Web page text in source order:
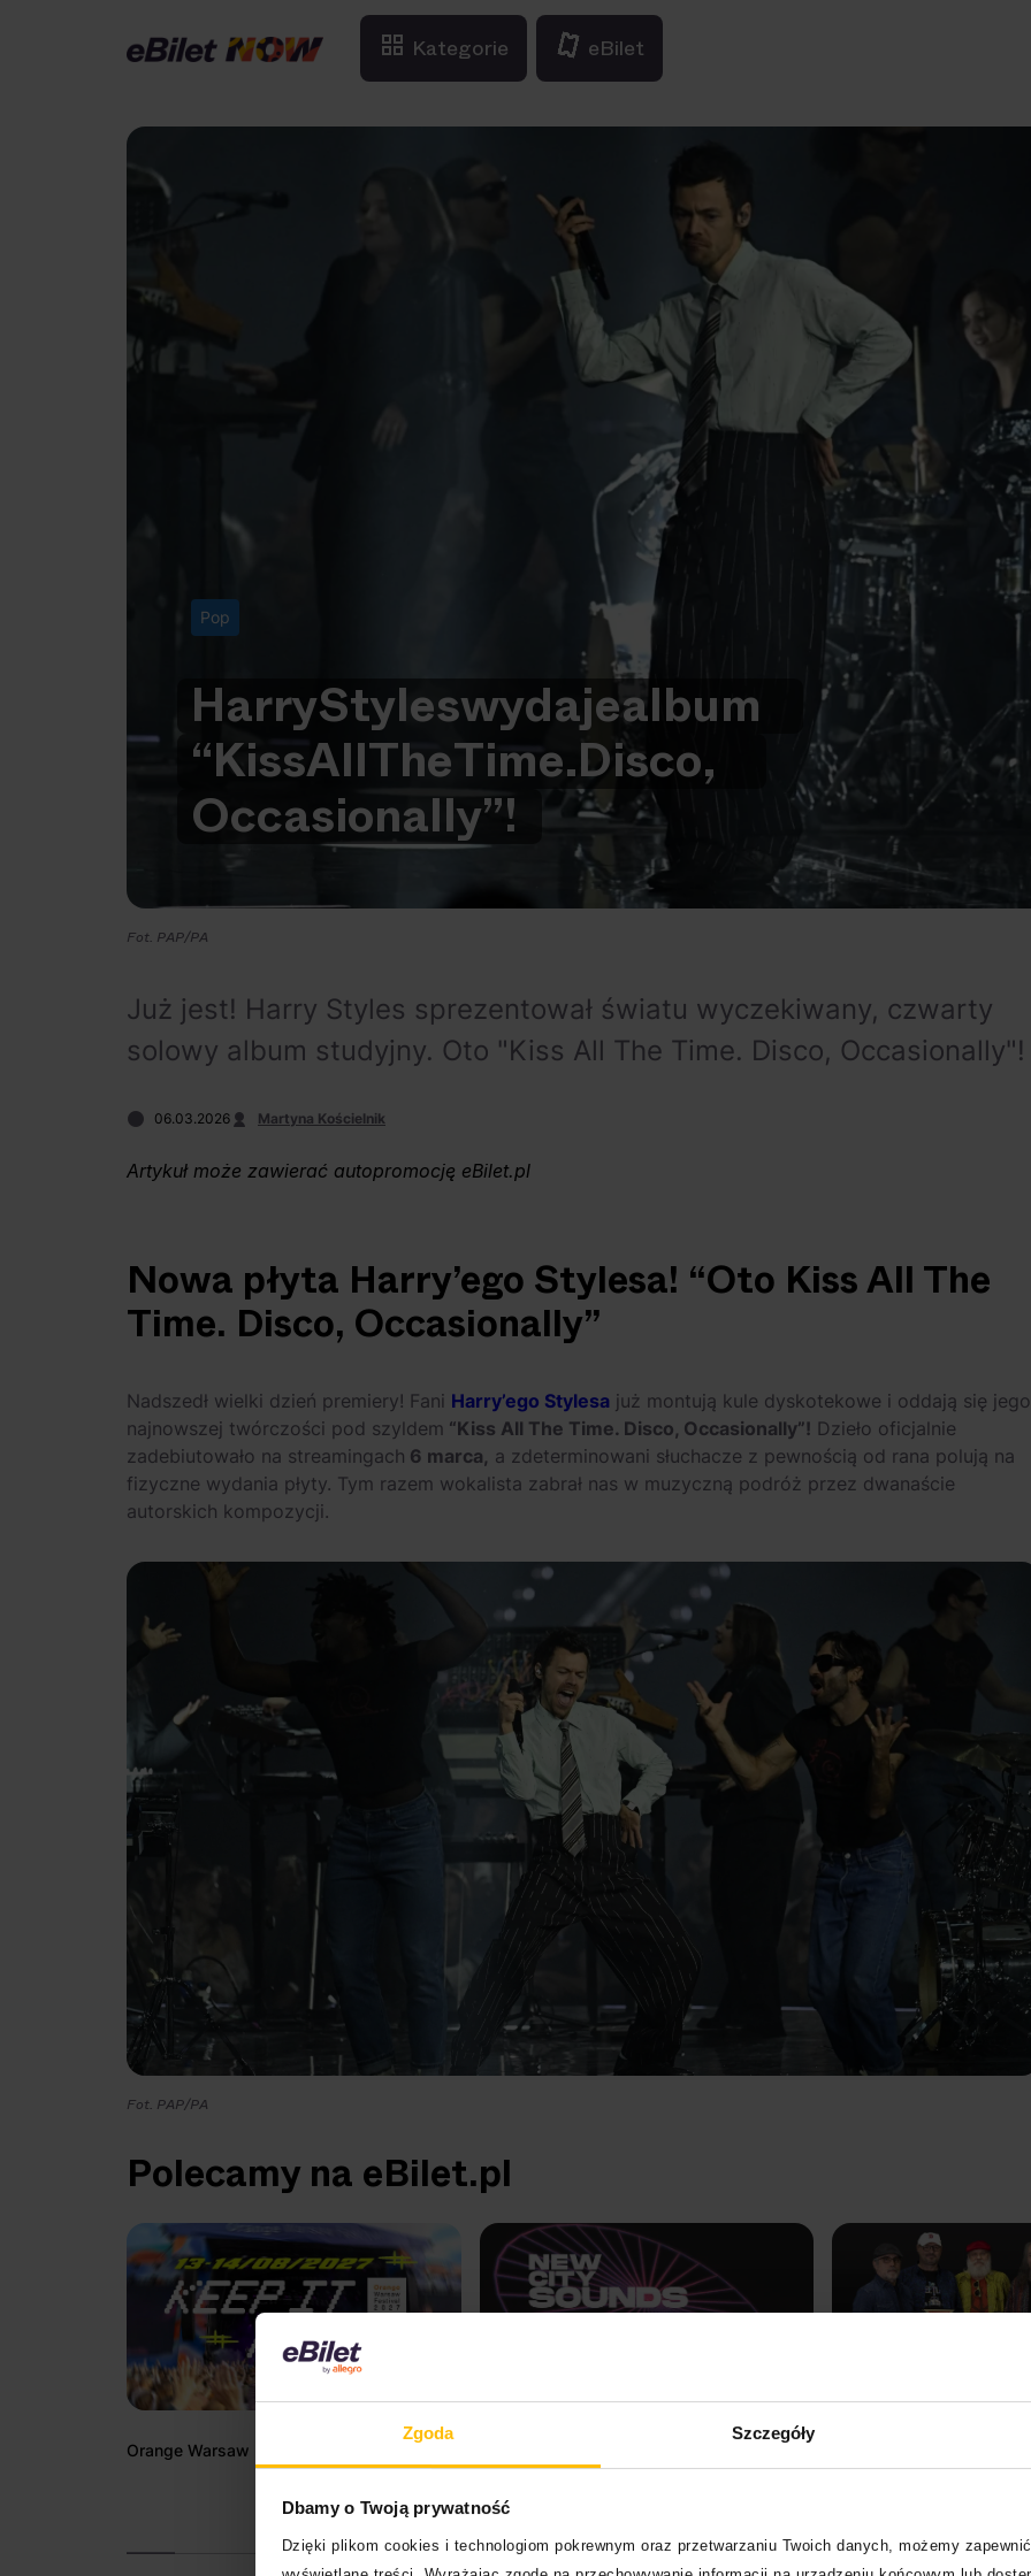
Zgoda Szczegóły
Dbamy o Twoją prywatność
Dzięki plikom cookies i technologiom pokrewnym oraz przetwarzaniu Twoich danych, możemy
Kategorie eBilet
Pop
HarryStyleswydajealbum
“KissAllTheTime.Disco,
Occasionally”!
Fot. PAP/PA
Już jest! Harry Styles sprezentował światu wyczekiwany, czwarty
solowy album studyjny. Oto "Kiss All The Time. Disco, Occasionally"!
06.03.2026 Martyna Kościelnik
Artykuł może zawierać autopromocję eBilet.pl
Nowa płyta Harry’ego Stylesa! “Oto Kiss All The
Time. Disco, Occasionally”
Nadszedł wielki dzień premiery! Fani Harry’ego Stylesa już montują kule dyskotekowe i oddają się jego
najnowszej twórczości pod szyldem “Kiss All The Time. Disco, Occasionally”! Dzieło oficjalnie
zadebiutowało na streamingach 6 marca, a zdeterminowani słuchacze z pewnością od rana polują na
fizyczne wydania płyty. Tym razem wokalista zabrał nas w muzyczną podróż przez dwanaście
autorskich kompozycji.
Fot. PAP/PA
Polecamy na eBilet.pl
Orange Warsaw Festival 2027
Zabrze